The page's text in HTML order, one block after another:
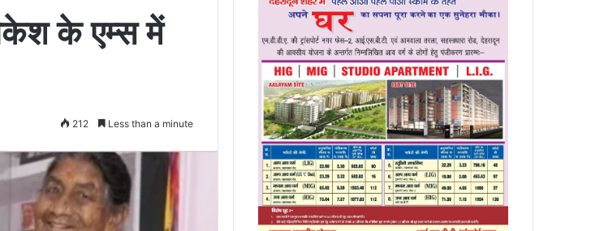
के एम्स में
212 Less than a minute